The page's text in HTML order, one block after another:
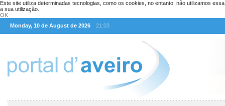
Este site utiliza determinadas tecnologias, como os cookies, no entanto, não utilizamos
a sua utilização.
OK
Monday, 10 de August de 2026
21:03